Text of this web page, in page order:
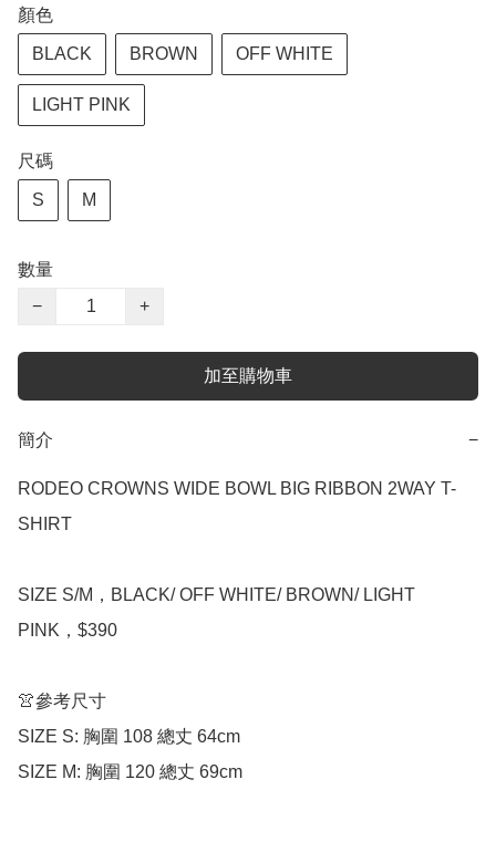
顏色
BLACK BROWN OFF WHITE
LIGHT PINK
尺碼
S M
數量
−
+
加至購物車
簡介 −
RODEO CROWNS WIDE BOWL BIG RIBBON 2WAY T-
SHIRT
SIZE S/M，BLACK/ OFF WHITE/ BROWN/ LIGHT
PINK，$390
👚參考尺寸
SIZE S: 胸圍 108 總丈 64cm
SIZE M: 胸圍 120 總丈 69cm